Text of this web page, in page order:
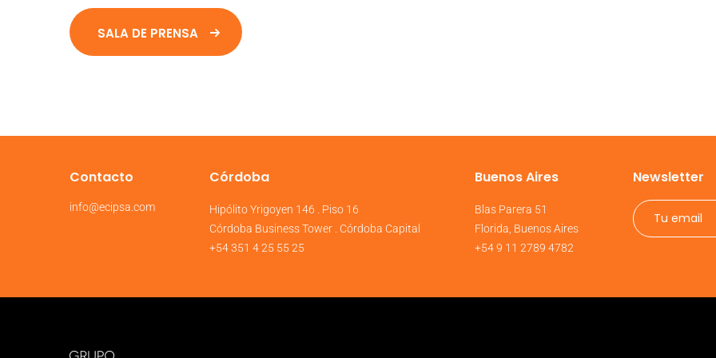
SALA DE PRENSA
Contacto
info@ecipsa.com
Córdoba
Hipólito Yrigoyen 146 . Piso 16
Córdoba Business Tower . Córdoba Capital
+54 351 4 25 55 25
Buenos Aires
Blas Parera 51
Florida, Buenos Aires
+54 9 11 2789 4782
Newsletter